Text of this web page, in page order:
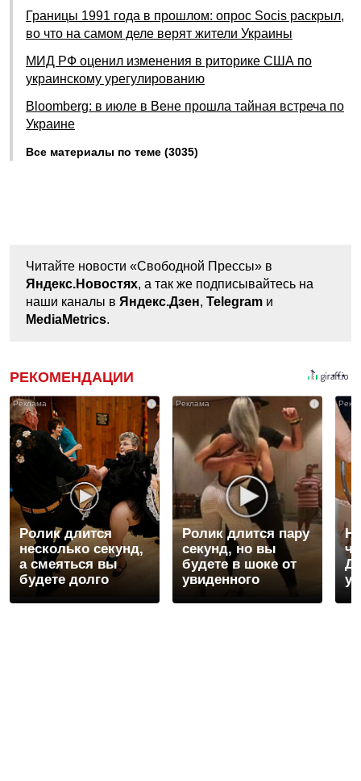
Границы 1991 года в прошлом: опрос Socis раскрыл,
во что на самом деле верят жители Украины
МИД РФ оценил изменения в риторике США по
украинскому урегулированию
Bloomberg: в июле в Вене прошла тайная встреча по
Украине
Все материалы по теме (3035)
Читайте новости «Свободной Прессы» в
Яндекс.Новостях, а так же подписывайтесь на
наши каналы в Яндекс.Дзен, Telegram и
MediaMetrics.
РЕКОМЕНДАЦИИ
i
Ролик длится
несколько секунд,
а смеяться вы
будете долго
i
Ролик длится пару
секунд, но вы
будете в шоке от
увиденного